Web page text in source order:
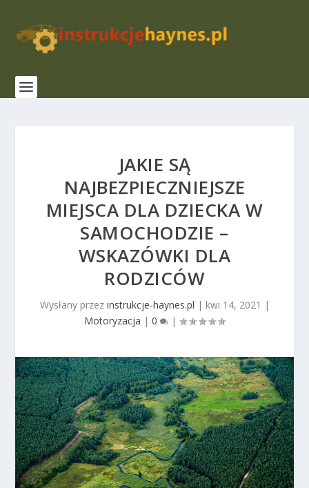
JAKIE SĄ
NAJBEZPIECZNIEJSZE
MIEJSCA DLA DZIECKA W
SAMOCHODZIE –
WSKAZÓWKI DLA
RODZICÓW
Wysłany przez instrukcje-haynes.pl | kwi 14, 2021 |
Motoryzacja | 0 |